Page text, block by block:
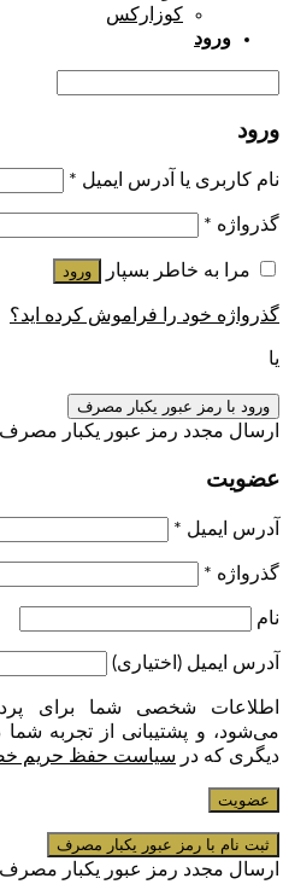
کوزارکس
ورود
ورود
نام کاربری یا آدرس ایمیل *
گذرواژه *
مرا به خاطر بسپار ورود
گذرواژه خود را فراموش کرده اید؟
یا
ورود با رمز عبور یکبار مصرف
ارسال مجدد رمز عبور یکبار مصرف
عضویت
آدرس ایمیل *
گذرواژه *
نام
آدرس ایمیل (اختیاری)
اطلاعات شخصی شما برای
می‌شود، و پشتیبانی از تجربه
دیگری که در سیاست حفظ حریم
عضویت
ارسال مجدد رمز عبور یکبار مصرف